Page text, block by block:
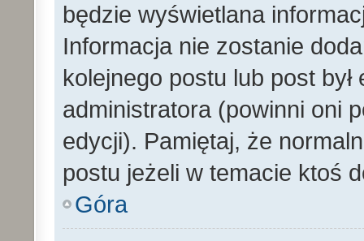
będzie wyświetlana
Informacja nie zostanie
kolejnego postu lub post
administratora (powinni oni
edycji). Pamiętaj, że
postu jeżeli w temacie ktoś
Góra